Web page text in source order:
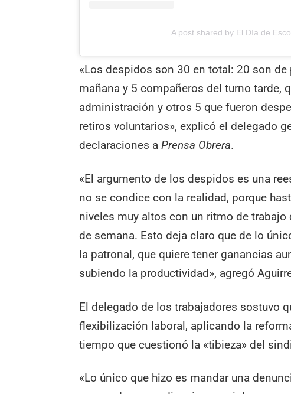
A post shared by El Día de
«Los despidos son 30 en total: 20 son
mañana y 5 compañeros del turno tarde,
administración y otros 5 que fueron
retiros voluntarios», explicó el delegado
declaraciones aPrensa Obrera.
«El argumento de los despidos es una
no se condice con la realidad, porque
niveles muy altos con un ritmo de
de semana. Esto deja claro que de lo
la patronal, que quiere tener ganancias
subiendo la productividad», agregó
El delegado de los trabajadores sostuvo
flexibilización laboral, aplicando la
tiempo que cuestionó la «tibieza» del
«Lo único que hizo es mandar una